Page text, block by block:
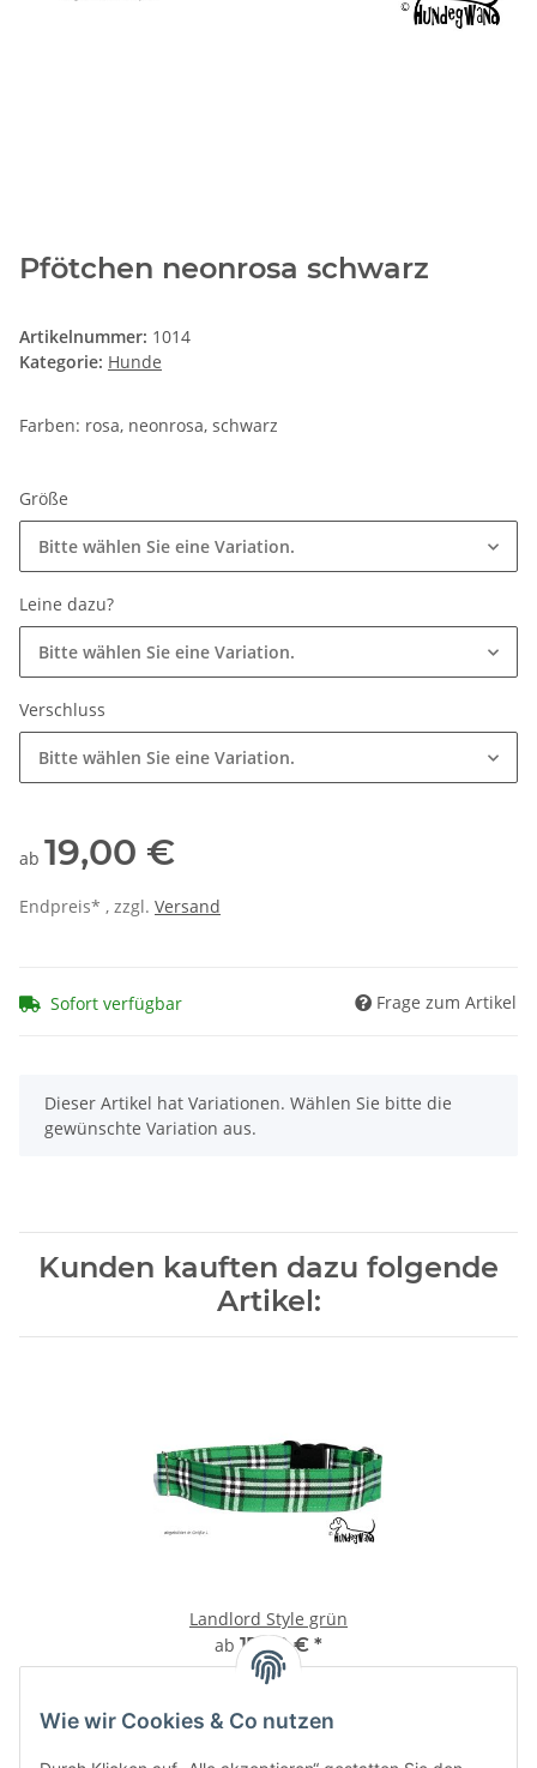
Pfötchen neonrosa schwarz
Artikelnummer: 1014
Kategorie: Hunde
Farben: rosa, neonrosa, schwarz
Größe
Bitte wählen Sie eine Variation.
Leine dazu?
Bitte wählen Sie eine Variation.
Verschluss
Bitte wählen Sie eine Variation.
ab 19,00 €
Endpreis* , zzgl. Versand
Sofort verfügbar Frage zum Artikel
x
Dieser Artikel hat Variationen. Wählen Sie bitte die
gewünschte Variation aus.
Kunden kauften dazu folgende
Artikel:
Landlord Style grün
ab 17,00 € *
Wie wir Cookies & Co nutzen